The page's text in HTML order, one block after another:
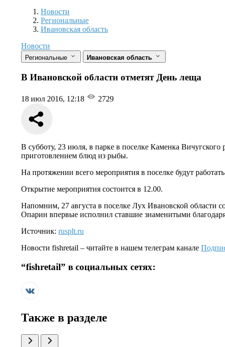
Новости
Разделы
Новости
Региональные
Ивановская область
Новости
Региональные Ивановская область
В Ивановской области отметят День леща
18 июл 2016, 12:18 2729
В субботу, 23 июля, в парке в поселке Каменка
приготовлением блюд из рыбы.
На протяжении всего мероприятия в поселке будут
Открытие мероприятия состоится в 12.00.
Напомним, 27 августа в поселке Лух Ивановской области
Опарин впервые исполнил ставшие знаменитыми
Источник: rusplt.ru
Новости fishretail – читайте в нашем телеграм канале
“fishretail” в социальных сетях:
Также в разделе